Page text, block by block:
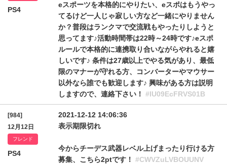
PS4
eスポーツを本格的にやりたい、eスポはもうやっ
てるけど一人じゃ寂しい方など一緒にやりません
か？普段はランクマで交流戦もやったりしようと
思ってます♪活動時間帯は22時～24時です♪eスポ
ルールで本格的に連携取り合いながらやれると嬉
しいです♪ 条件は27歳以上でやる気があり、最低
限のマナーが守れる方、コンバーターやマウサー
以外なら誰でも歓迎します♪ 興味がある方は説明
しますので、連絡下さい！ #IU09EcFRVS01B
[984]
12月12日
フレンド
PS4
2021-12-12 14:06:36
表示期限切れ
今からチーデス武器レベル上げまったり行ける方
募集、こちら2ptです！ #CWVZuLVBOUUNV